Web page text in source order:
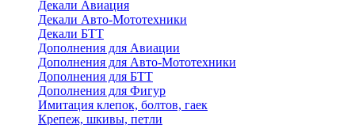
Декали Авиация
Декали Авто-Мототехники
Декали БТТ
Дополнения для Авиации
Дополнения для Авто-Мототехники
Дополнения для БТТ
Дополнения для Фигур
Имитация клепок, болтов, гаек
Крепеж, шкивы, петли